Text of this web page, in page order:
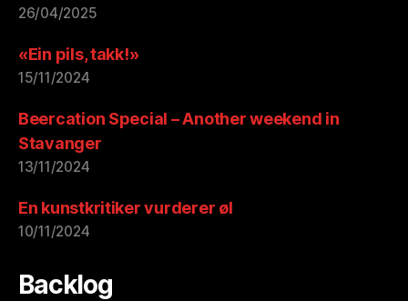
26/04/2025
«Ein pils, takk!»
15/11/2024
Beercation Special – Another weekend in
Stavanger
13/11/2024
En kunstkritiker vurderer øl
10/11/2024
Backlog